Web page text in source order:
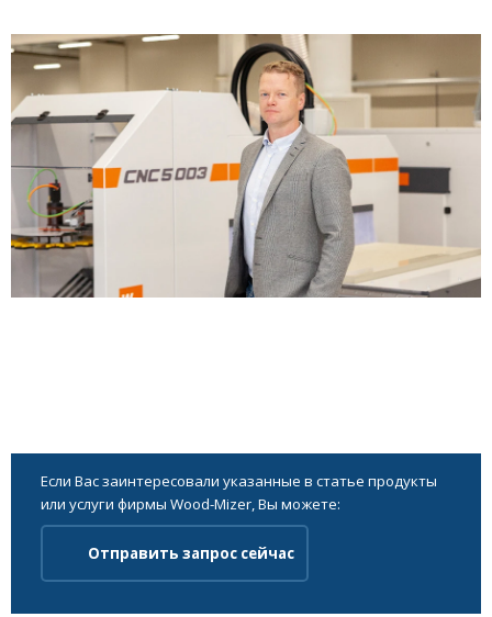
Если Вас заинтересовали указанные в статье продукты
или услуги фирмы Wood-Mizer, Вы можете:
Отправить запрос сейчас